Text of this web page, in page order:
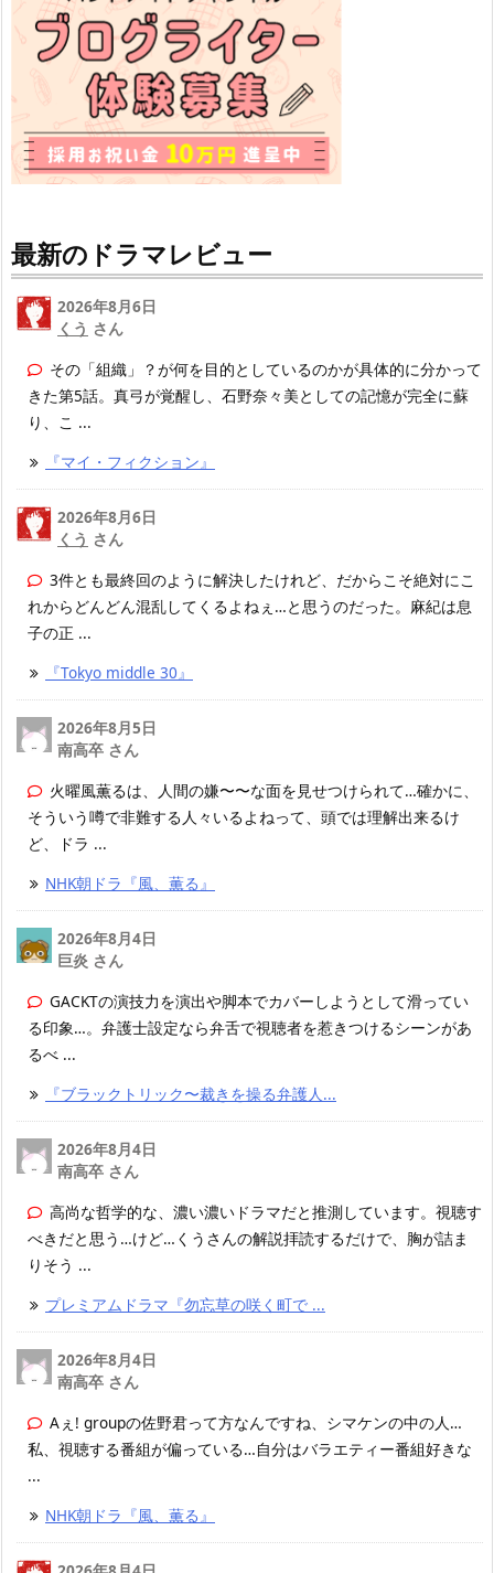
最新のドラマレビュー
2026年8月6日
くう さん
その「組織」？が何を目的としているのかが具体的に分かって
きた第5話。真弓が覚醒し、石野奈々美としての記憶が完全に蘇
り、こ ...
『マイ・フィクション』
2026年8月6日
くう さん
3件とも最終回のように解決したけれど、だからこそ絶対にこ
れからどんどん混乱してくるよねぇ…と思うのだった。麻紀は息
子の正 ...
『Tokyo middle 30』
2026年8月5日
南高卒 さん
火曜風薫るは、人間の嫌〜〜な面を見せつけられて…確かに、
そういう噂で非難する人々いるよねって、頭では理解出来るけ
ど、ドラ ...
NHK朝ドラ『風、薫る』
2026年8月4日
巨炎 さん
GACKTの演技力を演出や脚本でカバーしようとして滑ってい
る印象…。弁護士設定なら弁舌で視聴者を惹きつけるシーンがあ
るべ ...
『ブラックトリック〜裁きを操る弁護人...
2026年8月4日
南高卒 さん
高尚な哲学的な、濃い濃いドラマだと推測しています。視聴す
べきだと思う…けど…くうさんの解説拝読するだけで、胸が詰ま
りそう ...
プレミアムドラマ『勿忘草の咲く町で ...
2026年8月4日
南高卒 さん
Aぇ! groupの佐野君って方なんですね、シマケンの中の人…
私、視聴する番組が偏っている…自分はバラエティー番組好きな
...
NHK朝ドラ『風、薫る』